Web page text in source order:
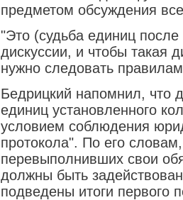
предметом обсуждения
"Это (судьба единиц
дискуссии, и чтобы такая
нужно следовать
Бедрицкий напомнил, что
единиц установленного
условием соблюдения
протокола". По его
перевыполнивших свои
должны быть
подведены итоги первого